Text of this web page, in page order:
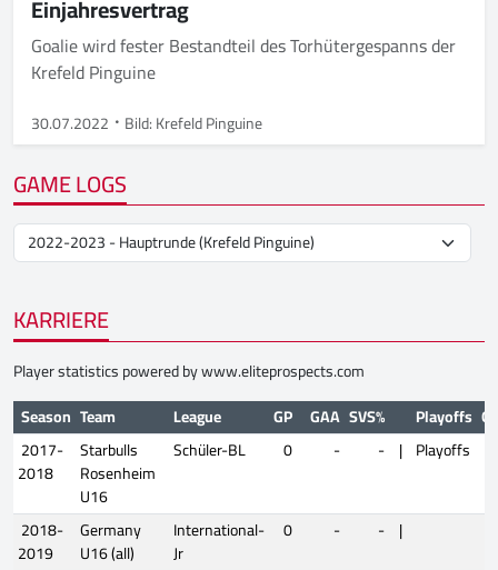
Einjahresvertrag
Goalie wird fester Bestandteil des Torhütergespanns der
Krefeld Pinguine
30.07.2022 Bild: Krefeld Pinguine
GAME LOGS
KARRIERE
Player statistics powered bywww.eliteprospects.com
Season Team League GP GAA SVS% Playoffs
2017-
2018
Starbulls
Rosenheim
U16
Schüler-BL 0 - - | Playoffs
2018-
2019
Germany
U16 (all)
International-
Jr
0 - - |